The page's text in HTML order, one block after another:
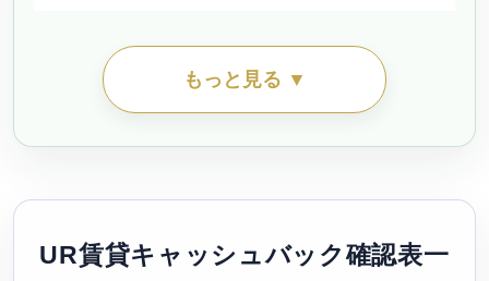
シティファミリー丸の内（公社・定住促進）待機予約受
付中
シティファミリー名塚（公社・定住促進）
もっと見る ▼
UR賃貸キャッシュバック確認表一